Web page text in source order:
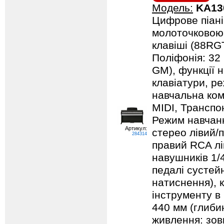
Артикул:
284314
Модель:
Цифрове
клавіші
Поліфонія:
GM), функції
клавіатури,
навчальна
MIDI,
Режим
стерео лівий/
правий RCA
навушників
педалі
натиснення),
інструменту
440 мм
живлення: